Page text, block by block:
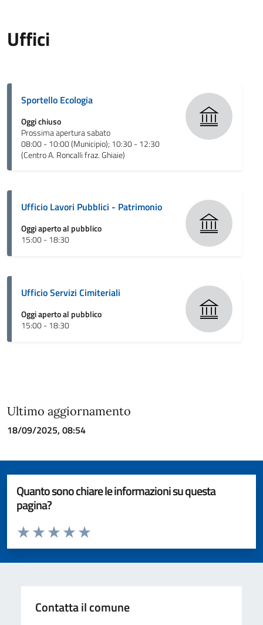
Uffici
Sportello Ecologia
Oggi chiuso
Prossima apertura sabato
08:00 - 10:00 (Municipio); 10:30 - 12:30
(Centro A. Roncalli fraz. Ghiaie)
Ufficio Lavori Pubblici - Patrimonio
Oggi aperto al pubblico
15:00 - 18:30
Ufficio Servizi Cimiteriali
Oggi aperto al pubblico
15:00 - 18:30
Ultimo aggiornamento
18/09/2025, 08:54
Quanto sono chiare le informazioni su questa
pagina?
Valuta da 1 a 5 stelle la pagina
Valuta 5 stelle su 5
Valuta 4 stelle su 5
Valuta 3 stelle su 5
Valuta 2 stelle su 5
Valuta 1 stelle su 5
Contatta il comune